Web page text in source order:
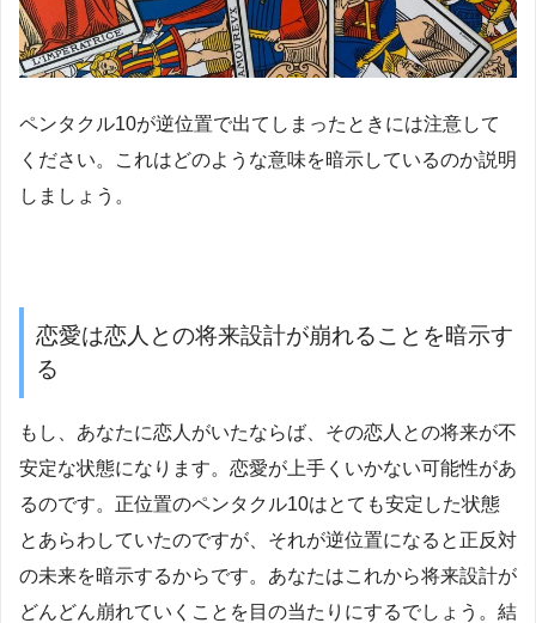
ペンタクル10が逆位置で出てしまったときには注意して
ください。これはどのような意味を暗示しているのか説明
しましょう。
恋愛は恋人との将来設計が崩れることを暗示す
る
もし、あなたに恋人がいたならば、その恋人との将来が不
安定な状態になります。恋愛が上手くいかない可能性があ
るのです。正位置のペンタクル10はとても安定した状態
とあらわしていたのですが、それが逆位置になると正反対
の未来を暗示するからです。あなたはこれから将来設計が
どんどん崩れていくことを目の当たりにするでしょう。結